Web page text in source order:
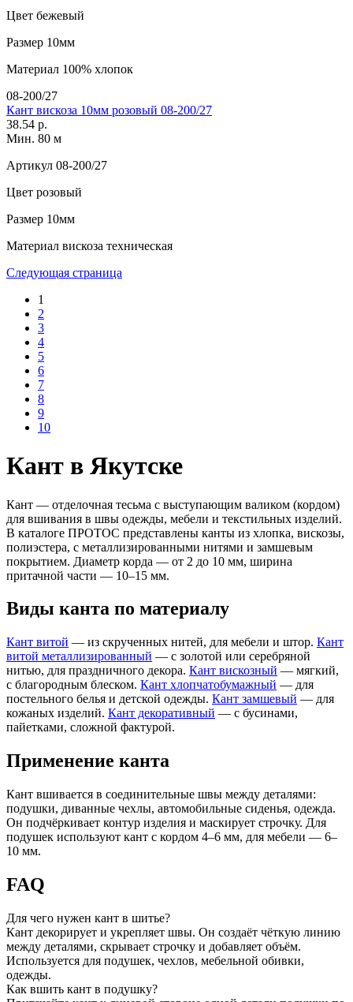
Цвет бежевый
Размер 10мм
Материал 100% хлопок
08-200/27
Кант вискоза 10мм розовый 08-200/27
38.54 р.
Мин. 80 м
Артикул 08-200/27
Цвет розовый
Размер 10мм
Материал вискоза техническая
Следующая страница
1
2
3
4
5
6
7
8
9
10
Кант в Якутске
Кант — отделочная тесьма с выступающим валиком (кордом)
для вшивания в швы одежды, мебели и текстильных изделий.
В каталоге ПРОТОС представлены канты из хлопка, вискозы,
полиэстера, с металлизированными нитями и замшевым
покрытием. Диаметр корда — от 2 до 10 мм, ширина
притачной части — 10–15 мм.
Виды канта по материалу
Кант витой — из скрученных нитей, для мебели и штор. Кант
витой металлизированный — с золотой или серебряной
нитью, для праздничного декора. Кант вискозный — мягкий,
с благородным блеском. Кант хлопчатобумажный — для
постельного белья и детской одежды. Кант замшевый — для
кожаных изделий. Кант декоративный — с бусинами,
пайетками, сложной фактурой.
Применение канта
Кант вшивается в соединительные швы между деталями:
подушки, диванные чехлы, автомобильные сиденья, одежда.
Он подчёркивает контур изделия и маскирует строчку. Для
подушек используют кант с кордом 4–6 мм, для мебели — 6–
10 мм.
FAQ
Для чего нужен кант в шитье?
Кант декорирует и укрепляет швы. Он создаёт чёткую линию
между деталями, скрывает строчку и добавляет объём.
Используется для подушек, чехлов, мебельной обивки,
одежды.
Как вшить кант в подушку?